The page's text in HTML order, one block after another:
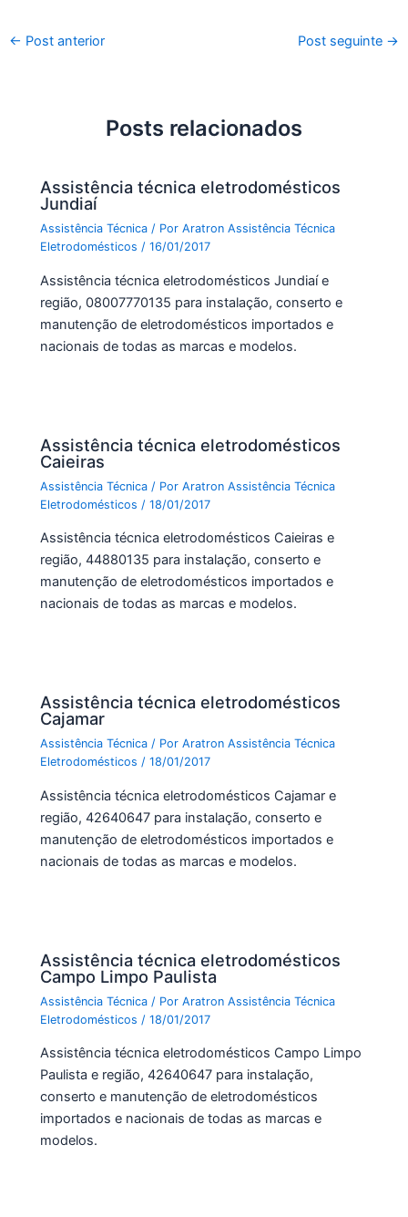
c
e
k
itt
er
p
p
Post
← Post anterior Post seguinte →
Posts relacionados
Assistência técnica eletrodomésticos
Jundiaí
Assistência Técnica / PorAratron Assistência Técnica
Eletrodomésticos/16/01/2017
Assistência técnica eletrodomésticos Jundiaí e
região, 08007770135 para instalação, conserto e
manutenção de eletrodomésticos importados e
nacionais de todas as marcas e modelos.
Assistência técnica eletrodomésticos
Caieiras
Assistência Técnica / PorAratron Assistência Técnica
Eletrodomésticos /18/01/2017
Assistência técnica eletrodomésticos Caieiras e
região, 44880135 para instalação, conserto e
manutenção de eletrodomésticos importados e
nacionais de todas as marcas e modelos.
Assistência técnica eletrodomésticos
Cajamar
Assistência Técnica / PorAratron Assistência Técnica
Eletrodomésticos/18/01/2017
Assistência técnica eletrodomésticos Cajamar e
região, 42640647 para instalação, conserto e
manutenção de eletrodomésticos importados e
nacionais de todas as marcas e modelos.
Assistência técnica eletrodomésticos
Campo Limpo Paulista
Assistência Técnica / PorAratron Assistência Técnica
Eletrodomésticos /18/01/2017
Assistência técnica eletrodomésticos Campo Limpo
Paulista e região, 42640647 para instalação,
conserto e manutenção de eletrodomésticos
importados e nacionais de todas as marcas e
modelos.